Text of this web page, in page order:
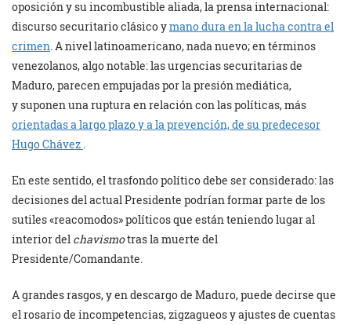
oposición y su incombustible aliada, la prensa internacional:
discurso securitario clásico ymano dura en la lucha contra el
crimen . A nivel latinoamericano, nada nuevo; en términos
venezolanos, algo notable: las urgencias securitarias de
Maduro, parecen empujadas por la presión mediática,
ysuponen una ruptura en relación con las políticas, más
orientadas a largo plazo y a la prevención, de su predecesor
Hugo Chávez
En este sentido, el trasfondo político debe ser considerado: las
decisiones del actual Presidente podrían formar parte de los
sutiles «reacomodos» políticos que están teniendo lugar al
interior del chavismotras la muerte del
Presidente/Comandante.
A grandes rasgos, y en descargo de Maduro, puede decirse que
el rosario de incompetencias, zigzagueos y ajustes de cuentas